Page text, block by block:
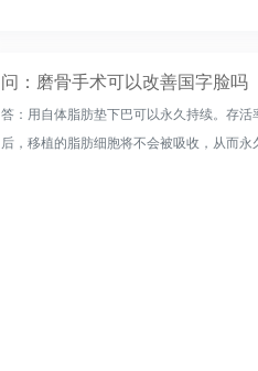
问：磨骨手术可以改善国字脸吗
答：用自体脂肪垫下巴可以永久持续。存
后，移植的脂肪细胞将不会被吸收，从而